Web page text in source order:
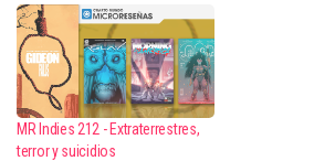
MR Indies 212 - Extraterrestres,
terror y suicidios